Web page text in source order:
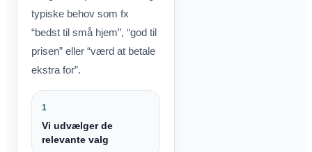
typiske behov som fx
“bedst til små hjem”, “god til
prisen” eller “værd at betale
ekstra for”.
1
Vi udvælger de
relevante valg